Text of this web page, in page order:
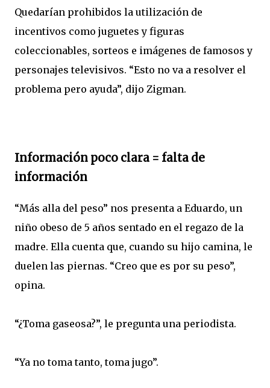
Quedarían prohibidos la utilización de
incentivos como juguetes y figuras
coleccionables, sorteos e imágenes de famosos y
personajes televisivos. “Esto no va a resolver el
problema pero ayuda”, dijo Zigman.
Información poco clara = falta de
información
“Más alla del peso” nos presenta a Eduardo, un
niño obeso de 5 años sentado en el regazo de la
madre. Ella cuenta que, cuando su hijo camina, le
duelen las piernas. “Creo que es por su peso”,
opina.
“¿Toma gaseosa?”, le pregunta una periodista.
“Ya no toma tanto, toma jugo”.